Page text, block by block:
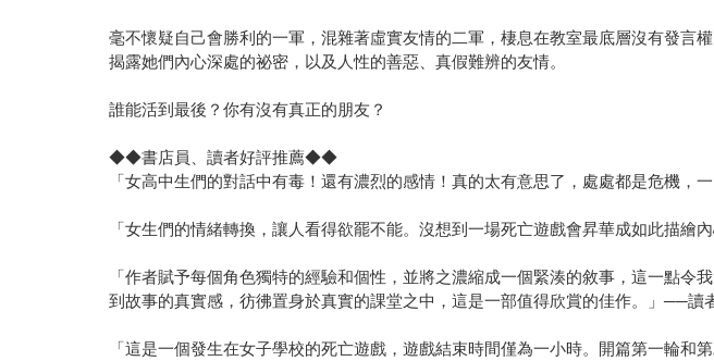
毫不懷疑自己會勝利的一軍，混雜著虛實友情的二軍，棲息在教室最底層沒有發言
揭露她們內心深處的祕密，以及人性的善惡、真假難辨的友情。
誰能活到最後？你有沒有真正的朋友？
◆◆書店員、讀者好評推薦◆◆
「女高中生們的對話中有毒！還有濃烈的感情！真的太有意思了，處處都是危機
「女生們的情緒轉換，讓人看得欲罷不能。沒想到一場死亡遊戲會昇華成如此描
「作者賦予每個角色獨特的經驗和個性，並將之濃縮成一個緊湊的敘事，這一點
到故事的真實感，彷彿置身於真實的課堂之中，這是一部值得欣賞的佳作。」──讀
「這是一個發生在女子學校的死亡遊戲，遊戲結束時間僅為一小時。開篇第一輪